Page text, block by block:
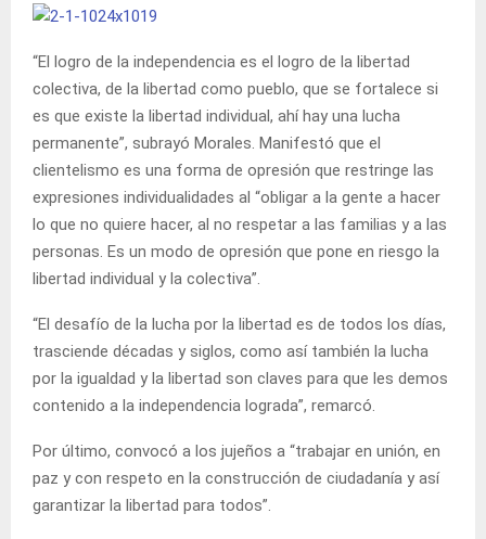
“El logro de la independencia es el logro de la libertad
colectiva, de la libertad como pueblo, que se fortalece si
es que existe la libertad individual, ahí hay una lucha
permanente”, subrayó Morales. Manifestó que el
clientelismo es una forma de opresión que restringe las
expresiones individualidades al “obligar a la gente a hacer
lo que no quiere hacer, al no respetar a las familias y a las
personas. Es un modo de opresión que pone en riesgo la
libertad individual y la colectiva”.
“El desafío de la lucha por la libertad es de todos los días,
trasciende décadas y siglos, como así también la lucha
por la igualdad y la libertad son claves para que les demos
contenido a la independencia lograda”, remarcó.
Por último, convocó a los jujeños a “trabajar en unión, en
paz y con respeto en la construcción de ciudadanía y así
garantizar la libertad para todos”.